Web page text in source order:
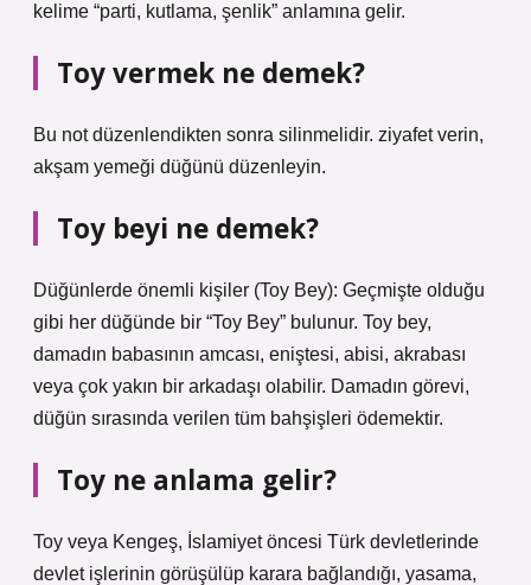
kelime “parti, kutlama, şenlik” anlamına gelir.
Toy vermek ne demek?
Bu not düzenlendikten sonra silinmelidir. ziyafet verin,
akşam yemeği düğünü düzenleyin.
Toy beyi ne demek?
Düğünlerde önemli kişiler (Toy Bey): Geçmişte olduğu
gibi her düğünde bir “Toy Bey” bulunur. Toy bey,
damadın babasının amcası, eniştesi, abisi, akrabası
veya çok yakın bir arkadaşı olabilir. Damadın görevi,
düğün sırasında verilen tüm bahşişleri ödemektir.
Toy ne anlama gelir?
Toy veya Kengeş, İslamiyet öncesi Türk devletlerinde
devlet işlerinin görüşülüp karara bağlandığı, yasama,